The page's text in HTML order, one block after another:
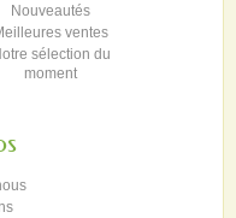
Nouveautés
ventes
sélection du
moment